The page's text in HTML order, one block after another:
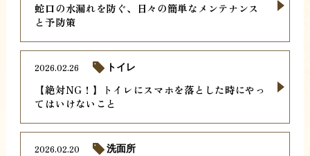
蛇口の水漏れを防ぐ、日々の簡単なメンテナンス
と予防策
【絶対NG！】トイレにスマホを落とした時にやっ
てはいけないこと
2026.02.26 トイレ
2026.02.20 洗面所